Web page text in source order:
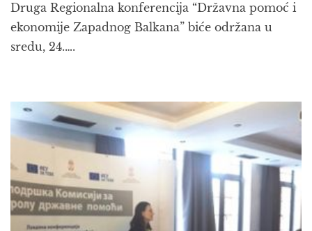
Druga Regionalna konferencija “Državna pomoć i
ekonomije Zapadnog Balkana” biće održana u
sredu, 24.….